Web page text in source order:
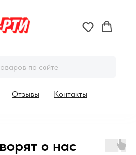
Отзывы Контакты
о нас